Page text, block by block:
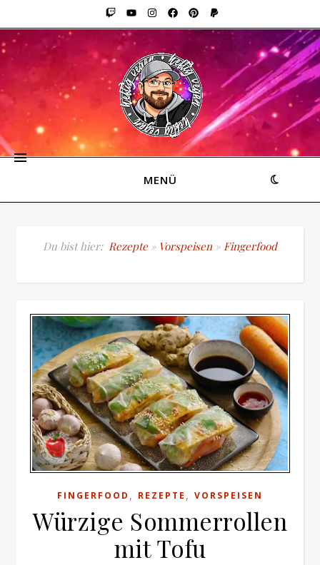
MENÜ
Du bist hier: Rezepte» Vorspeisen » Fingerfood
FINGERFOOD , REZEPTE , VORSPEISEN
Würzige Sommerrollen
mit Tofu